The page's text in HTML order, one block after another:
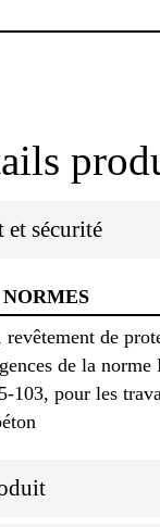
sécurité
de
de la
103, pour les